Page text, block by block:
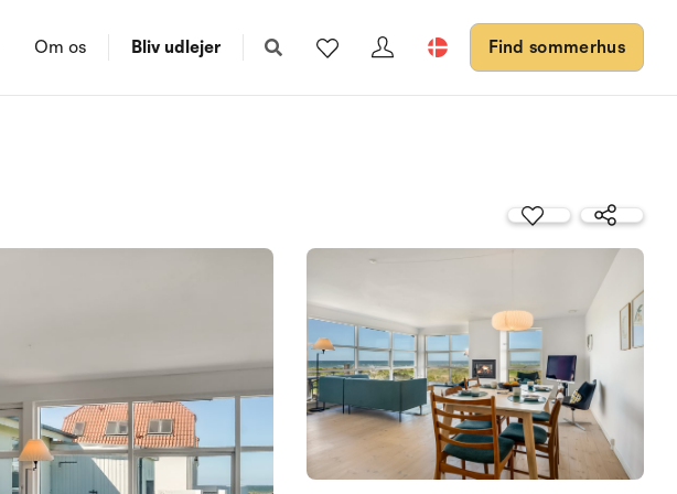
Om os Bliv udlejer Find sommerhus